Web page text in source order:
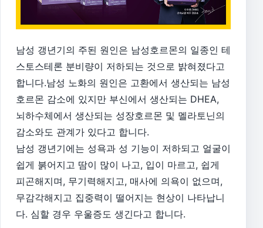
남성 갱년기의 주된 원인은 남성호르몬의 일종인 테
스토스테론 분비량이 저하되는 것으로 밝혀졌다고
합니다.남성 노화의 원인은 고환에서 생산되는 남성
호르몬 감소에 있지만 부신에서 생산되는 DHEA,
뇌하수체에서 생산되는 성장호르몬 및 멜라토닌의
감소와도 관계가 있다고 합니다.
남성 갱년기에는 성욕과 성 기능이 저하되고 얼굴이
쉽게 붉어지고 땀이 많이 나고, 입이 마르고, 쉽게
피곤해지며, 무기력해지고, 매사에 의욕이 없으며,
무감각해지고 집중력이 떨어지는 현상이 나타납니
다. 심할 경우 우울증도 생긴다고 합니다.